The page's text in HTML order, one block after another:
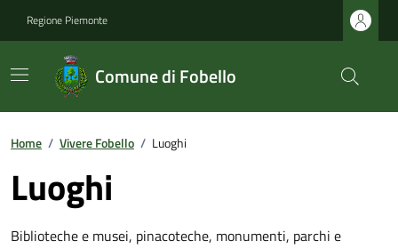
Regione Piemonte
Comune di Fobello
Home / Vivere Fobello / Luoghi
Luoghi
Biblioteche e musei, pinacoteche, monumenti, parchi e